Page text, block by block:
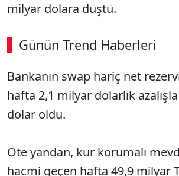
milyar dolara düştü.
Günün Trend Haberleri
00:02 / 02:14
Bankanın swap hariç net
hafta 2,1 milyar dolarlık
dolar oldu.
Öte yandan, kur korumalı
hacmi geçen hafta 49,9 milyar